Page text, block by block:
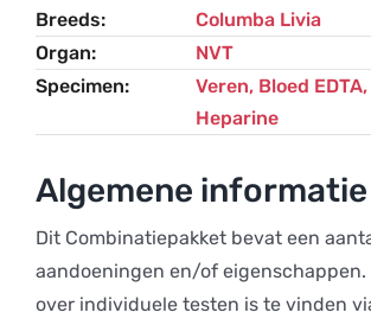
Breeds
Columba Livia
Organ
NVT
Specimen
Veren, Bloed
Heparine
Algemene informatie
Dit Combinatiepakket bevat een
aandoeningen en/of
over individuele testen is te vinden